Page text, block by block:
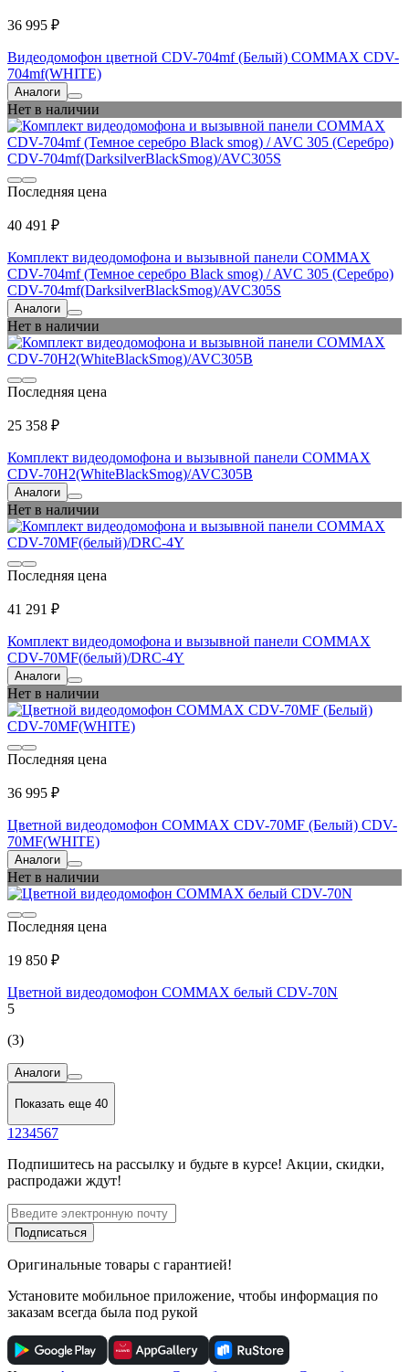
36 995 ₽
Видеодомофон цветной CDV-704mf (Белый) COMMAX CDV-
704mf(WHITE)
Аналоги
Нет в наличии
Последняя цена
40 491 ₽
Комплект видеодомофона и вызывной панели COMMAX
CDV-704mf (Темное серебро Black smog) / AVC 305 (Серебро)
CDV-704mf(DarksilverBlackSmog)/AVC305S
Аналоги
Нет в наличии
Последняя цена
25 358 ₽
Комплект видеодомофона и вызывной панели COMMAX
CDV-70H2(WhiteBlackSmog)/AVC305B
Аналоги
Нет в наличии
Последняя цена
41 291 ₽
Комплект видеодомофона и вызывной панели COMMAX
CDV-70MF(белый)/DRC-4Y
Аналоги
Нет в наличии
Последняя цена
36 995 ₽
Цветной видеодомофон COMMAX CDV-70MF (Белый) CDV-
70MF(WHITE)
Аналоги
Нет в наличии
Последняя цена
19 850 ₽
Цветной видеодомофон COMMAX белый CDV-70N
5
(3)
Аналоги
Показать еще 40
1 234567
Подпишитесь на рассылку и будьте в курсе! Акции, скидки,
распродажи ждут!
Подписаться
Оригинальные товары с гарантией!
Установите мобильное приложение, чтобы информация по
заказам всегда была под рукой